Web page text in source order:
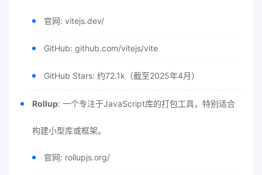
官网: vitejs.dev/
GitHub: github.com/vitejs/vite
GitHub Stars: 约72.1k（截至2025年4月）
Rollup: 一个专注于JavaScript库的打包工具，特别适合
构建小型库或框架。
官网: rollupjs.org/